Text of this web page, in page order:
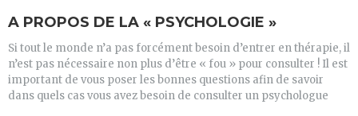
A PROPOS DE LA « PSYCHOLOGIE »
Si tout le monde n’a pas forcément besoin d’entrer en thérapie, il
n’est pas nécessaire non plus d’être « fou » pour consulter ! Il est
important de vous poser les bonnes questions afin de savoir
dans quels cas vous avez besoin de consulter un psychologue